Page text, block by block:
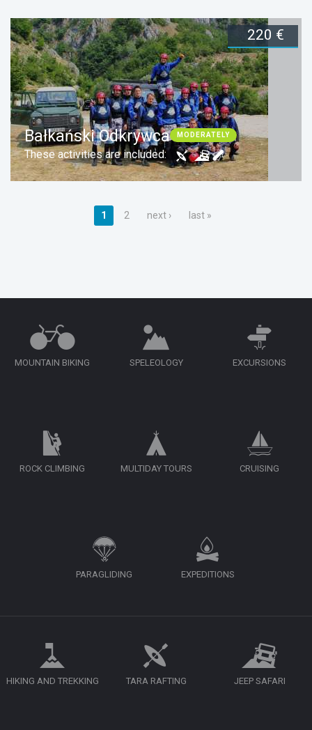
Duration: 3 days Zarezerwuj teraz
220 €
Bałkański Odkrywca MODERATELY
These activities are included:
1 2 next › last »
MOUNTAIN BIKING SPELEOLOGY EXCURSIONS
ROCK CLIMBING MULTIDAY TOURS CRUISING
PARAGLIDING EXPEDITIONS
HIKING AND TREKKING TARA RAFTING JEEP SAFARI